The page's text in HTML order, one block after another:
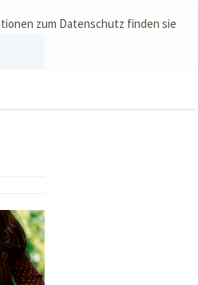
zum Datenschutz finden sie